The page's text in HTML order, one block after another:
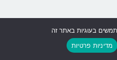
בעוגיות באתר זה
מדיניות פרטיות